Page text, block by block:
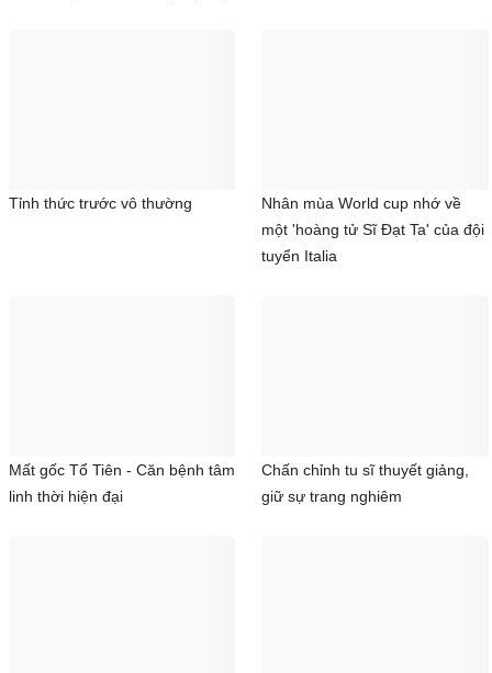
Tỉnh thức trước vô thường
Nhân mùa World cup nhớ về
một 'hoàng tử Sĩ Đạt Ta' của đội
tuyển Italia
Mất gốc Tổ Tiên - Căn bệnh tâm
linh thời hiện đại
Chấn chỉnh tu sĩ thuyết giảng,
giữ sự trang nghiêm